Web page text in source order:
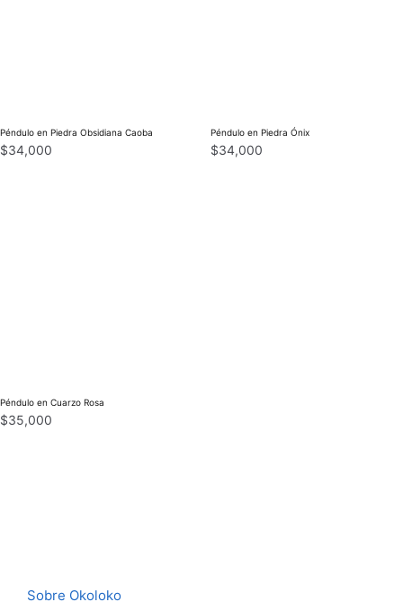
Péndulo en Piedra Obsidiana Caoba
$34,000
Péndulo en Piedra Ónix
$34,000
Péndulo en Cuarzo Rosa
$35,000
Sobre Okoloko